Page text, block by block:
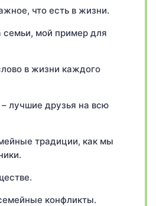
что есть в жизни.
семьи, мой пример для
в жизни каждого
лучшие друзья на всю
традиции, как мы
конфликты.